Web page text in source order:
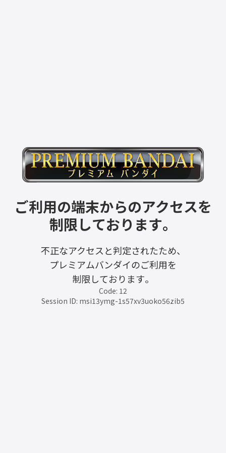
ご利用の端末からのアクセスを
制限しております。
不正なアクセスと判定されたため、
プレミアムバンダイのご利用を
制限しております。
Code: 12
Session ID: msi13ymg-1s57xv3uoko56zib5